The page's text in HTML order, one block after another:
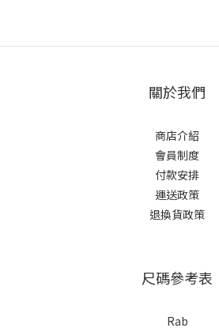
港限定 #2026 #令和8
#香
關於我們
商店介紹
會員制度
付款安排
運送政策
退換貨政策
尺碼參考表
Rab